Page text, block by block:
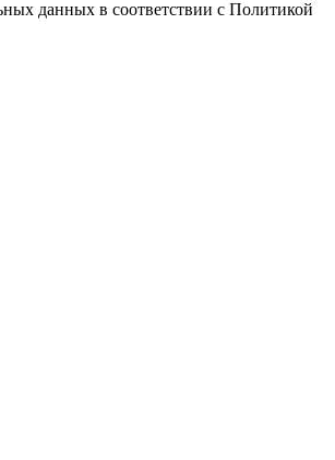
данных в соответствии с Политикой